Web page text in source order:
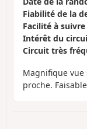
Fiabilité de la
Facilité à
Intérêt du
Circuit très
Magnifique vue
proche.